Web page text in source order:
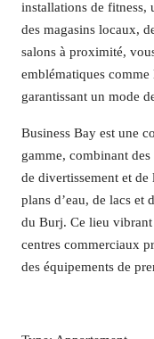
installations de fitness,
des magasins locaux,
salons à proximité,
emblématiques
garantissant un mode
Business Bay est une
gamme, combinant
de divertissement et de
plans d’eau, de lacs et
du Burj. Ce lieu
centres commerciaux
des équipements de